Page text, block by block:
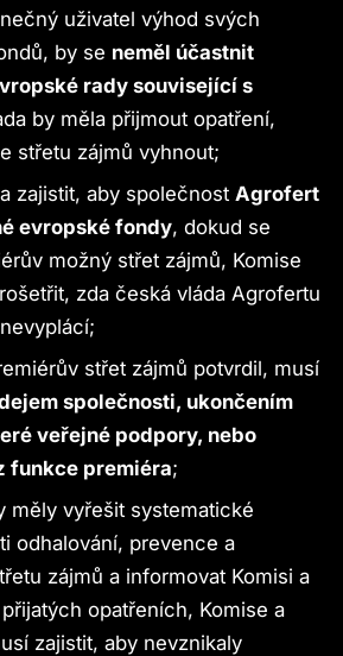
uživatel výhod svých
by se neměl účastnit
rady související s
by měla přijmout opatření,
střetu zájmů vyhnout;
zajistit, aby společnost Agrofert
evropské fondy, dokud se
možný střet zájmů, Komise
zda česká vláda Agrofertu
střet zájmů potvrdil, musí
společnosti, ukončením
veřejné podpory, nebo
funkce premiéra;
měly vyřešit systematické
odhalování, prevence a
zájmů a informovat Komisi a
opatřeních, Komise a
zajistit, aby nevznikaly